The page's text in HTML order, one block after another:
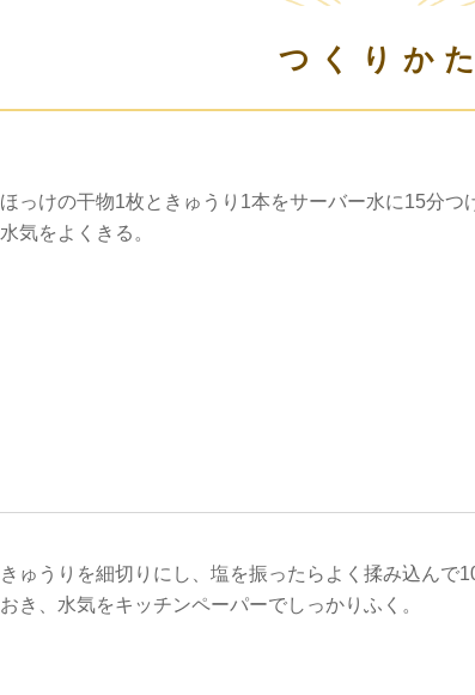
つくりかた
ほっけの干物1枚ときゅうり1本をサーバー水に15分つ
水気をよくきる。
きゅうりを細切りにし、塩を振ったらよく揉み込んで
おき、水気をキッチンペーパーでしっかりふく。